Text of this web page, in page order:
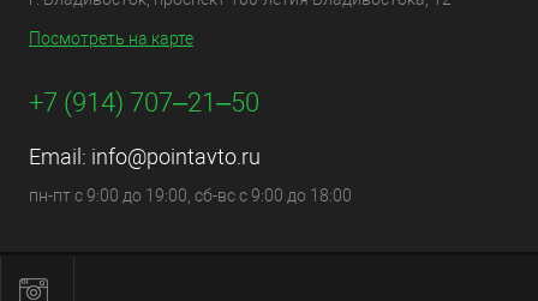
Посмотреть на карте
+7 (914) 707‒21‒50
Email: info@pointavto.ru
пн-пт с 9:00 до 19:00, сб-вс с 9:00 до 18:00